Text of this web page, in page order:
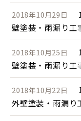
2018年10月29日
壁塗装・雨漏り工
2018年10月25日
壁塗装・雨漏り工
2018年10月22日
外壁塗装・雨漏り